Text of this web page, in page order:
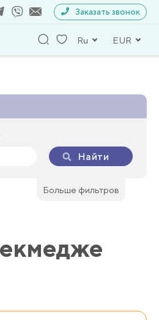
Заказать звонок
Ru EUR
Найти
Больше фильтров
Найти